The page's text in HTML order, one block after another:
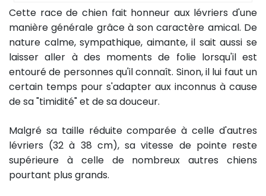
Cette race de chien fait honneur aux lévriers d'une
manière générale grâce à son caractère amical. De
nature calme, sympathique, aimante, il sait aussi se
laisser aller à des moments de folie lorsqu'il est
entouré de personnes qu'il connaît. Sinon, il lui faut un
certain temps pour s'adapter aux inconnus à cause
de sa "timidité" et de sa douceur.
Malgré sa taille réduite comparée à celle d'autres
lévriers (32 à 38 cm), sa vitesse de pointe reste
supérieure à celle de nombreux autres chiens
pourtant plus grands.